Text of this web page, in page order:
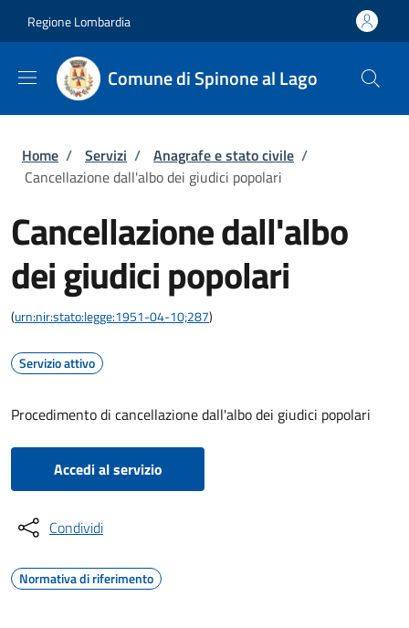
Regione Lombardia
Comune di Spinone al Lago
Briciole di pane
Home / Servizi / Anagrafe e stato civile /
Cancellazione dall'albo dei giudici popolari
Cancellazione dall'albo
dei giudici popolari
(urn:nir:stato:legge:1951-04-10;287)
Servizio attivo
Procedimento di cancellazione dall'albo dei giudici popolari
Accedi al servizio
Condividi
Normativa di riferimento